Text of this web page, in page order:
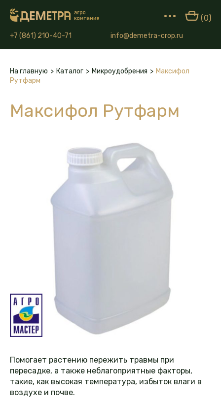
•••
+7 (861) 210-40-71 info@demetra-crop.ru
(0)
На главную > Каталог > Микроудобрения > Максифол
Рутфарм
Максифол Рутфарм
Помогает растению пережить травмы при
пересадке, а также неблагоприятные факторы,
такие, как высокая температура, избыток влаги в
воздухе и почве.